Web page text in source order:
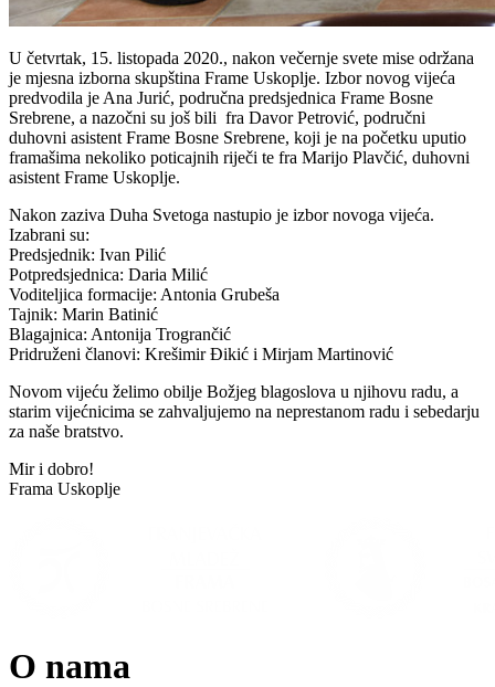
U četvrtak, 15. listopada 2020., nakon večernje svete mise održana
je mjesna izborna skupština Frame Uskoplje. Izbor novog vijeća
predvodila je Ana Jurić, područna predsjednica Frame Bosne
Srebrene, a nazočni su još bili fra Davor Petrović, područni
duhovni asistent Frame Bosne Srebrene, koji je na početku uputio
framašima nekoliko poticajnih riječi te fra Marijo Plavčić, duhovni
asistent Frame Uskoplje.
Nakon zaziva Duha Svetoga nastupio je izbor novoga vijeća.
Izabrani su:
Predsjednik: Ivan Pilić
Potpredsjednica: Daria Milić
Voditeljica formacije: Antonia Grubeša
Tajnik: Marin Batinić
Blagajnica: Antonija Trogrančić
Pridruženi članovi: Krešimir Đikić i Mirjam Martinović
Novom vijeću želimo obilje Božjeg blagoslova u njihovu radu, a
starim vijećnicima se zahvaljujemo na neprestanom radu i sebedarju
za naše bratstvo.
Mir i dobro!
Frama Uskoplje
O nama